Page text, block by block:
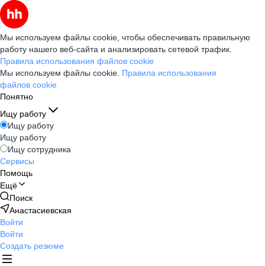
Мы используем файлы cookie, чтобы обеспечивать правильную
работу нашего веб-сайта и анализировать сетевой трафик.
Правила использования файлов cookie
Мы используем файлы cookie. Правила использования
файлов cookie
Понятно
Ищу работу
Ищу работу
Ищу работу
Ищу сотрудника
Сервисы
Помощь
Ещё
Поиск
Анастасиевская
Войти
Войти
Создать резюме